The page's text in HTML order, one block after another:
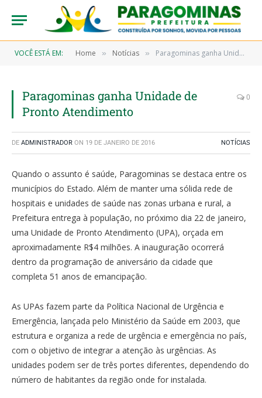
VOCÊ ESTÁ EM: Home » Notícias » Paragominas ganha Unidade de Pronto Atendimento
Paragominas ganha Unidade de
Pronto Atendimento
0
DE ADMINISTRADOR ON 19 DE JANEIRO DE 2016 NOTÍCIAS
Quando o assunto é saúde, Paragominas se destaca entre os
municípios do Estado. Além de manter uma sólida rede de
hospitais e unidades de saúde nas zonas urbana e rural, a
Prefeitura entrega à população, no próximo dia 22 de janeiro,
uma Unidade de Pronto Atendimento (UPA), orçada em
aproximadamente R$4 milhões. A inauguração ocorrerá
dentro da programação de aniversário da cidade que
completa 51 anos de emancipação.
As UPAs fazem parte da Política Nacional de Urgência e
Emergência, lançada pelo Ministério da Saúde em 2003, que
estrutura e organiza a rede de urgência e emergência no país,
com o objetivo de integrar a atenção às urgências. As
unidades podem ser de três portes diferentes, dependendo do
número de habitantes da região onde for instalada.